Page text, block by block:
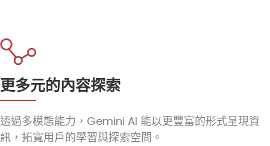
更多元的內容探索
透過多模態能力，Gemini AI 能以更豐富的形式呈現資
訊，拓寬用戶的學習與探索空間。